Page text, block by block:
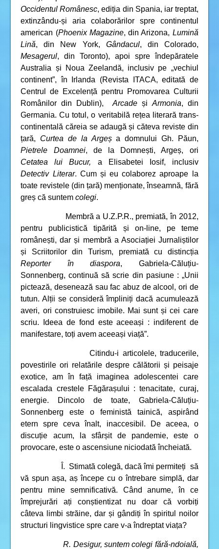
Occidentul Românesc, ediția din Spania, iar treptat,
extinzându-și aria colaborărilor spre continentul
american (Phoenix Magazine, din Arizona, Lumină
Lină, din New York, Gândacul, din Colorado,
Mesagerul, din Toronto), apoi spre îndepăratele
Australia și Noua Zeelandă, inclusiv pe „vechiul
continent”, în Irlanda (Revista ITACA, editată de
Centrul de Excelență pentru Promovarea Culturii
Românilor din Dublin), Arcadeși Armonia, din
Germania. Cu totul, o veritabilă rețea literară trans-
continentală căreia se adaugă și căteva reviste din
țară, Curtea de la Argeșa domnului Gh. Păun,
Pietrele Doamnei, de la Domnești, Argeș, ori
Cetatea lui Bucur, a Elisabetei Iosif, inclusiv
Detectiv Literar. Cum și eu colaborez aproape la
toate revistele (din țară) menționate, înseamnă, fără
greș că suntem colegi.
Membră a U.Z.P.R., premiată, în 2012,
pentru publicistică tipărită și on-line, pe teme
românești, dar și membră a Asociației Jurnaliștilor
și Scriitorilor din Turism, premiată cu distincția
Reporter în diaspora, Gabriela-Căluțiu-
Sonnenberg, continuă să scrie din pasiune : „Unii
pictează, desenează sau fac abuz de alcool, ori de
tutun. Alții se consideră împliniți dacă acumulează
averi, ori construiesc imobile. Mai sunt și cei care
scriu. Ideea de fond este aceeași : indiferent de
manifestare, toți avem aceeași viață”.
Citindu-i articolele, traducerile,
povestirile ori relatările despre călătorii și peisaje
exotice, am în față imaginea adolescentei care
escalada crestele Făgărașului : tenacitate, curaj,
energie. Dincolo de toate, Gabriela-Căluțiu-
Sonnenberg este o feministă tainică, aspirând
etern spre ceva înalt, inaccesibil. De aceea, o
discuție acum, la sfârșit de pandemie, este o
provocare, este o ascensiune niciodată încheiată.
Î. Stimată colegă, dacă îmi permiteți să
vă spun așa, aș începe cu o întrebare simplă, dar
pentru mine semnificativă. Când anume, în ce
împrejurări ați conștientizat nu doar că vorbiți
câteva limbi străine, dar și gândiți în spiritul noilor
structuri lingvistice spre care v-a îndreptat viața?
R. Desigur, suntem colegi fără-ndoială,